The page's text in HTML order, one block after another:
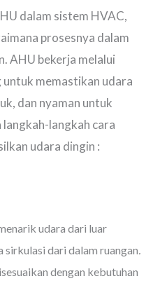
dalam sistem HVAC,
prosesnya dalam
AHU bekerja melalui
memastikan udara
dan nyaman untuk
langkah cara
udara dingin :
udara dari luar
sirkulasi dari dalam ruangan.
dengan kebutuhan